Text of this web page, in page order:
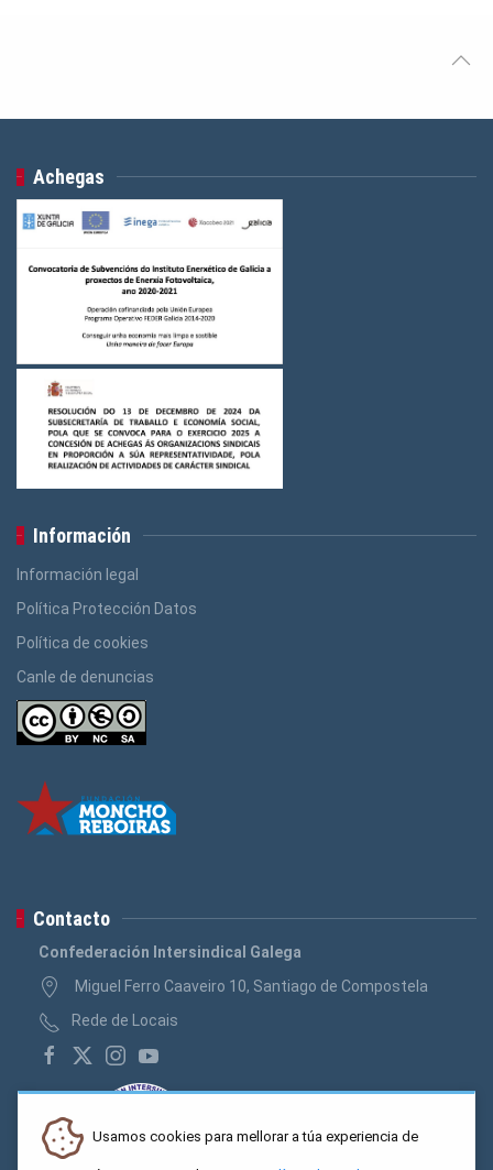
Achegas
Información
Información legal
Política Protección Datos
Política de cookies
Canle de denuncias
Contacto
Confederación Intersindical Galega
Miguel Ferro Caaveiro 10, Santiago de Compostela
Rede de Locais
Usamos cookies para mellorar a túa experiencia de